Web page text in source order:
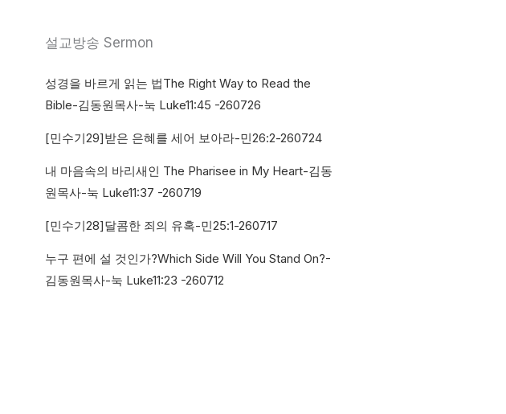
설교방송 Sermon​
성경을 바르게 읽는 법The Right Way to Read the
Bible-김동원목사-눅 Luke11:45 -260726
[민수기29]받은 은혜를 세어 보아라-민26:2-260724
내 마음속의 바리새인 The Pharisee in My Heart-김동
원목사-눅 Luke11:37 -260719
[민수기28]달콤한 죄의 유혹-민25:1-260717
누구 편에 설 것인가?Which Side Will You Stand On?-
김동원목사-눅 Luke11:23 -260712